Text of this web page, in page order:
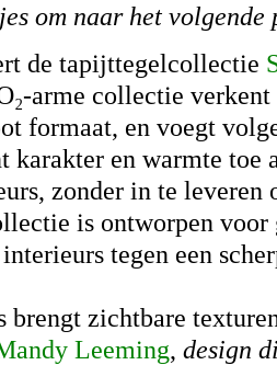
om naar het
de tapijttegelcollectie
arme collectie
formaat, en voegt
karakter en warmte toe
zonder in te leveren
is ontworpen voor
tegen een
brengt zichtbare
Leeming, design